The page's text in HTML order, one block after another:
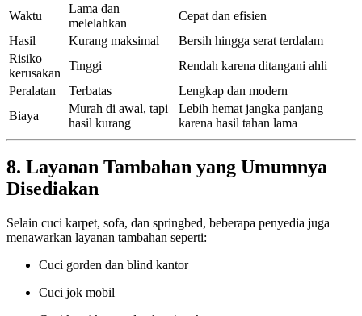
Waktu
Lama dan
melelahkan
Cepat dan efisien
Hasil
Kurang maksimal
Bersih hingga serat terdalam
Risiko
kerusakan
Tinggi
Rendah karena ditangani ahli
Peralatan
Terbatas
Lengkap dan modern
Biaya
Murah di awal, tapi
hasil kurang
Lebih hemat jangka panjang
karena hasil tahan lama
8. Layanan Tambahan yang Umumnya
Disediakan
Selain cuci karpet, sofa, dan springbed, beberapa penyedia juga
menawarkan layanan tambahan seperti:
Cuci gorden dan blind kantor
Cuci jok mobil